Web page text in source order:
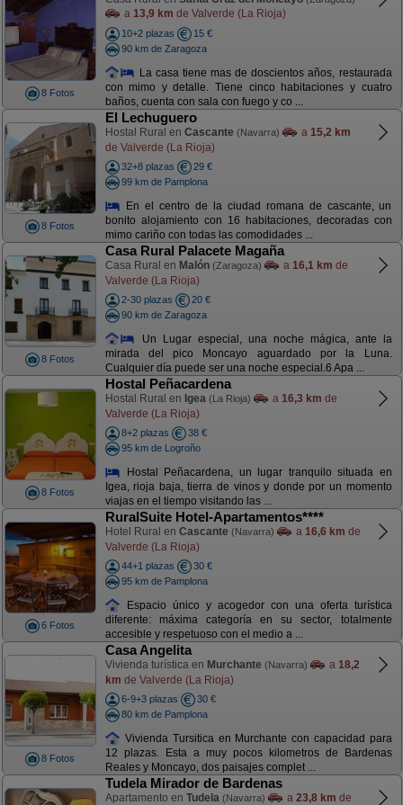
8 Fotos
a 13,9 km de Valverde (La Rioja)
10+2 plazas
15 €
90 km de Zaragoza
La casa tiene mas de doscientos años, restaurada
con mimo y detalle. Tiene cinco habitaciones y cuatro
baños, cuenta con sala con fuego y co ...
8 Fotos
El Lechuguero
Hostal Rural en Cascante (Navarra) a 15,2 km
de Valverde (La Rioja)
32+8 plazas
29 €
99 km de Pamplona
En el centro de la ciudad romana de cascante, un
bonito alojamiento con 16 habitaciones, decoradas con
mimo cariño con todas las comodidades ...
8 Fotos
Casa Rural Palacete Magaña
Casa Rural en Malón (Zaragoza) a 16,1 km de
Valverde (La Rioja)
2-30 plazas
20 €
90 km de Zaragoza
Un Lugar especial, una noche mágica, ante la
mirada del pico Moncayo aguardado por la Luna.
Cualquier día puede ser una noche especial.6 Apa ...
8 Fotos
Hostal Peñacardena
Hostal Rural en Igea (La Rioja) a 16,3 km de
Valverde (La Rioja)
8+2 plazas
38 €
95 km de Logroño
Hostal Peñacardena, un lugar tranquilo situada en
Igea, rioja baja, tierra de vinos y donde por un momento
viajas en el tiempo visitando las ...
6 Fotos
RuralSuite Hotel-Apartamentos****
Hotel Rural en Cascante (Navarra) a 16,6 km de
Valverde (La Rioja)
44+1 plazas
30 €
95 km de Pamplona
Espacio único y acogedor con una oferta turística
diferente: máxima categoría en su sector, totalmente
accesible y respetuoso con el medio a ...
8 Fotos
Casa Angelita
Vivienda turística en Murchante (Navarra) a 18,2
km de Valverde (La Rioja)
6-9+3 plazas
30 €
80 km de Pamplona
Vivienda Tursitica en Murchante con capacidad para
12 plazas. Esta a muy pocos kilometros de Bardenas
Reales y Moncayo, dos paisajes complet ...
Tudela Mirador de Bardenas
Apartamento en Tudela (Navarra) a 23,8 km de